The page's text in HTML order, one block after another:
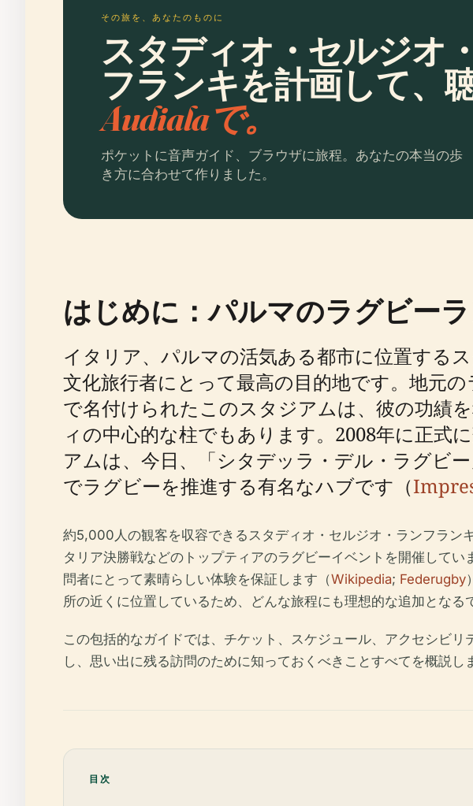
その旅を、あなたのものに
スタディオ・セルジオ
フランキを計画して、
Audialaで。
ポケットに音声ガイド、ブラウザに旅程。あなたの本当の歩
き方に合わせて作りました。
はじめに：パルマのラグビー
イタリア、パルマの活気ある都市に位置する
文化旅行者にとって最高の目的地です。地元
で名付けられたこのスタジアムは、彼の功績
ィの中心的な柱でもあります。2008年に正式
アムは、今日、「シタデッラ・デル・ラグビ
でラグビーを推進する有名なハブです（
約5,000人の観客を収容できるスタディオ・セルジオ・ランフラン
タリア決勝戦などのトップティアのラグビーイベントを開催して
問者にとって素晴らしい体験を保証します（Wikipedia; Federugby
所の近くに位置しているため、どんな旅程にも理想的な追加となる
この包括的なガイドでは、チケット、スケジュール、アクセシビ
し、思い出に残る訪問のために知っておくべきことすべてを概説し
目次